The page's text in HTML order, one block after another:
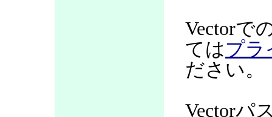
Vectorで
てはプラ
ださい。
Vectorパ